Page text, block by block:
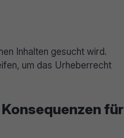
Inhalten gesucht wird.
um das Urheberrecht
für